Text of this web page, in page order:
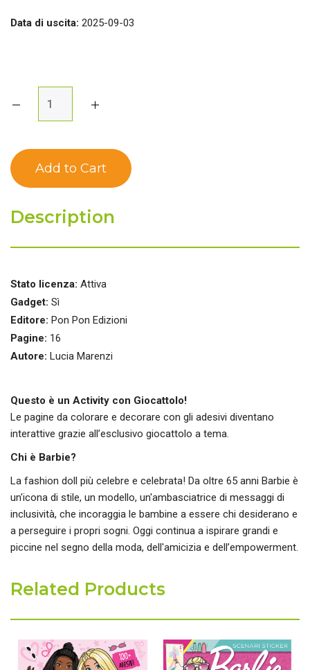
Data di uscita: 2025-09-03
Description
Stato licenza: Attiva
Gadget: Sì
Editore: Pon Pon Edizioni
Pagine: 16
Autore: Lucia Marenzi
Questo è un Activity con Giocattolo!
Le pagine da colorare e decorare con gli adesivi diventano
interattive grazie all’esclusivo giocattolo a tema.
Chi è Barbie?
La fashion doll più celebre e celebrata! Da oltre 65 anni Barbie è
un'icona di stile, un modello, un'ambasciatrice di messaggi di
inclusività, che incoraggia le bambine a essere chi desiderano e
a perseguire i propri sogni. Oggi continua a ispirare grandi e
piccine nel segno della moda, dell'amicizia e dell’empowerment.
Related Products